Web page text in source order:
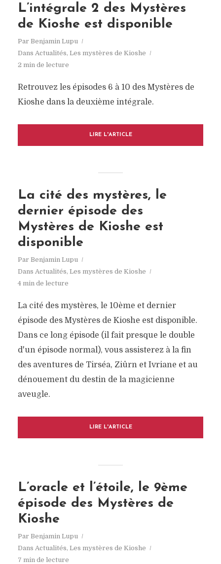
L’intégrale 2 des Mystères
de Kioshe est disponible
Par Benjamin Lupu
Dans Actualités, Les mystères de Kioshe
2 min de lecture
Retrouvez les épisodes 6 à 10 des Mystères de
Kioshe dans la deuxième intégrale.
LIRE L'ARTICLE
La cité des mystères, le
dernier épisode des
Mystères de Kioshe est
disponible
Par Benjamin Lupu
Dans Actualités, Les mystères de Kioshe
4 min de lecture
La cité des mystères, le 10ème et dernier
épisode des Mystères de Kioshe est disponible.
Dans ce long épisode (il fait presque le double
d'un épisode normal), vous assisterez à la fin
des aventures de Tirséa, Ziûrn et Ivriane et au
dénouement du destin de la magicienne
aveugle.
LIRE L'ARTICLE
L’oracle et l’étoile, le 9ème
épisode des Mystères de
Kioshe
Par Benjamin Lupu
Dans Actualités, Les mystères de Kioshe
7 min de lecture